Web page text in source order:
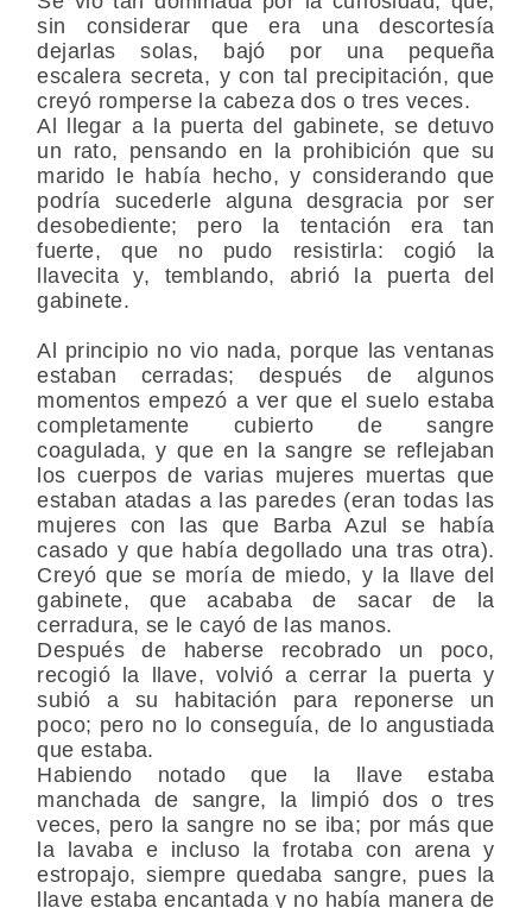
sin considerar que era una descortesía
dejarlas solas, bajó por una pequeña
escalera secreta, y con tal precipitación, que
creyó romperse la cabeza dos o tres veces.
Al llegar a la puerta del gabinete, se detuvo
un rato, pensando en la prohibición que su
marido le había hecho, y considerando que
podría sucederle alguna desgracia por ser
desobediente; pero la tentación era tan
fuerte, que no pudo resistirla: cogió la
llavecita y, temblando, abrió la puerta del
gabinete.
Al principio no vio nada, porque las ventanas
estaban cerradas; después de algunos
momentos empezó a ver que el suelo estaba
completamente cubierto de sangre
coagulada, y que en la sangre se reflejaban
los cuerpos de varias mujeres muertas que
estaban atadas a las paredes (eran todas las
mujeres con las que Barba Azul se había
casado y que había degollado una tras otra).
Creyó que se moría de miedo, y la llave del
gabinete, que acababa de sacar de la
cerradura, se le cayó de las manos.
Después de haberse recobrado un poco,
recogió la llave, volvió a cerrar la puerta y
subió a su habitación para reponerse un
poco; pero no lo conseguía, de lo angustiada
que estaba.
Habiendo notado que la llave estaba
manchada de sangre, la limpió dos o tres
veces, pero la sangre no se iba; por más que
la lavaba e incluso la frotaba con arena y
estropajo, siempre quedaba sangre, pues la
llave estaba encantada y no había manera de